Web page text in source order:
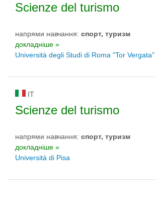
Scienze del turismo
напрями навчання: спорт, туризм
докладніше »
Università degli Studi di Roma "Tor Vergata"
IT
Scienze del turismo
напрями навчання: спорт, туризм
докладніше »
Università di Pisa